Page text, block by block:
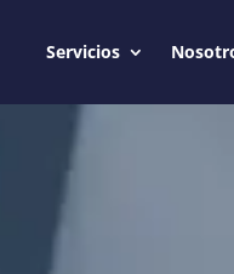
Servicios